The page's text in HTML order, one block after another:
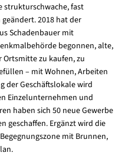
strukturschwache, fast
2018 hat der
Schadenbauer mit
begonnen, alte,
zu kaufen, zu
– mit Wohnen, Arbeiten
der Geschäftslokale wird
Einzelunternehmen und
haben sich 50 neue Gewerbe
geschaffen. Ergänzt wird die
mit Brunnen,